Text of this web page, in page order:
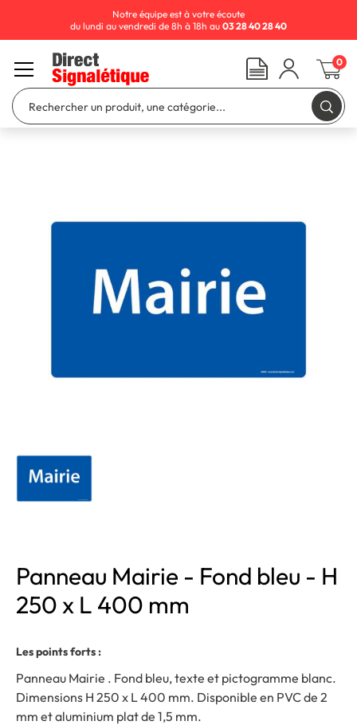
Panneau Mairie - Fond bleu - H
250 x L 400 mm
Les points forts :
Panneau Mairie . Fond bleu, texte et pictogramme blanc.
Dimensions H 250 x L 400 mm. Disponible en PVC de 2
mm et aluminium plat de 1,5 mm.
Notre équipe est à votre écoute
du lundi au vendredi de 8h à 18h au 03 28 40 28 40
0